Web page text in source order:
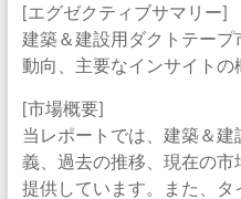
[エグゼクティブサマリー]
建築＆建設用ダクトテー
動向、主要なインサイトの
[市場概要]
当レポートでは、建築＆
義、過去の推移、現在の
提供しています。また、